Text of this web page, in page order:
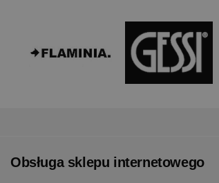
Obsługa sklepu internetowego